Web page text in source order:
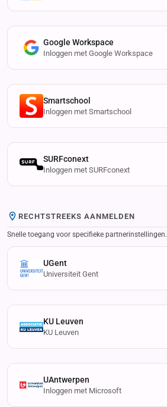
Google Workspace
Inloggen met Google Workspace
Smartschool
Inloggen met Smartschool
SURFconext
Inloggen met SURFconext
RECHTSTREEKS AANMELDEN
Snelle toegang voor specifieke partnerinstellingen.
UGent
Universiteit Gent
KU Leuven
KU Leuven
UAntwerpen
Inloggen met Microsoft